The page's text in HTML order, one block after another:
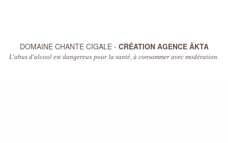
DOMAINE CHANTE CIGALE - CRÉATION AGENCE ÄKTA
L'abus d'alcool est dangereux pour la santé, à consommer avec modération.